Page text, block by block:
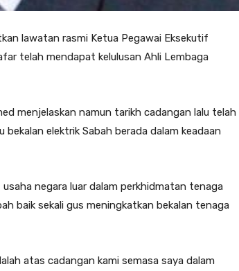
lawatan rasmi Ketua Pegawai Eksekutif
telah mendapat kelulusan Ahli Lembaga
menjelaskan namun tarikh cadangan lalu telah
elektrik Sabah berada dalam keadaan
negara luar dalam perkhidmatan tenaga
baik sekali gus meningkatkan bekalan tenaga
atas cadangan kami semasa saya dalam